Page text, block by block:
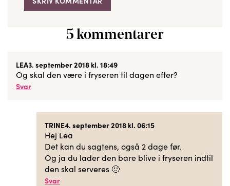
5 kommentarer
LEA3. september 2018 kl. 18:49
Og skal den være i fryseren til dagen efter?
Svar
TRINE4. september 2018 kl. 06:15
Hej Lea
Det kan du sagtens, også 2 dage før.
Og ja du lader den bare blive i fryseren indtil
den skal serveres 🙂
Svar